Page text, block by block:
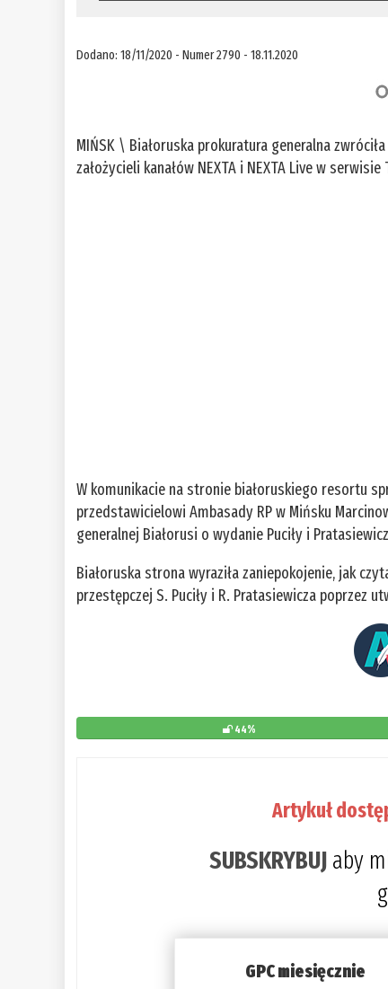
Dodano: 18/11/2020 - Numer 2790 - 18.11.2020
MIŃSK \ Białoruska prokuratura generalna
założycieli kanałów NEXTA i NEXTA Live w serwisie
W komunikacie na stronie białoruskiego resortu
przedstawicielowi Ambasady RP w Mińsku
generalnej Białorusi o wydanie Puciły i
Białoruska strona wyraziła zaniepokojenie, jak
przestępczej S. Puciły i R. Pratasiewicza poprzez
44%
Artykuł
SUBSKRYBUJaby
GPC miesięcznie